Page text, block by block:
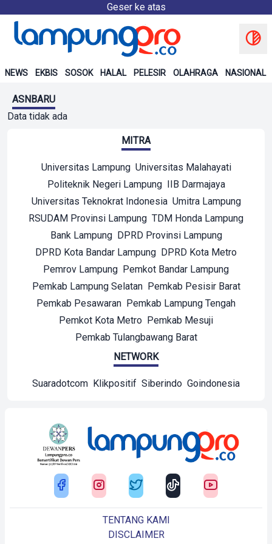
Geser ke atas
NEWS EKBIS SOSOK HALAL PELESIR OLAHRAGA NASIONAL
ASNBARU
Data tidak ada
MITRA
Universitas Lampung Universitas Malahayati
Politeknik Negeri Lampung IIB Darmajaya
Universitas Teknokrat Indonesia Umitra Lampung
RSUDAM Provinsi Lampung TDM Honda Lampung
Bank Lampung DPRD Provinsi Lampung
DPRD Kota Bandar Lampung DPRD Kota Metro
Pemrov Lampung Pemkot Bandar Lampung
Pemkab Lampung Selatan Pemkab Pesisir Barat
Pemkab Pesawaran Pemkab Lampung Tengah
Pemkot Kota Metro Pemkab Mesuji
Pemkab Tulangbawang Barat
NETWORK
Suaradotcom Klikpositif Siberindo Goindonesia
TENTANG KAMI
DISCLAIMER